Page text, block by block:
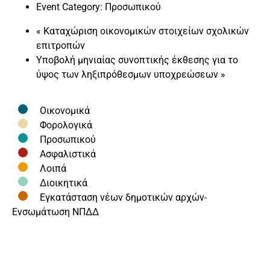
Event Category: Προσωπικού
« Καταχώριση οικονομικών στοιχείων σχολικών
επιτροπών
Υποβολή μηνιαίας συνοπτικής έκθεσης για το
ύψος των ληξιπρόθεσμων υποχρεώσεων »
Οικονομικά
Φορολογικά
Προσωπικού
Ασφαλιστικά
Λοιπά
Διοικητικά
Εγκατάσταση νέων δημοτικών αρχών-
Ενσωμάτωση ΝΠΔΔ